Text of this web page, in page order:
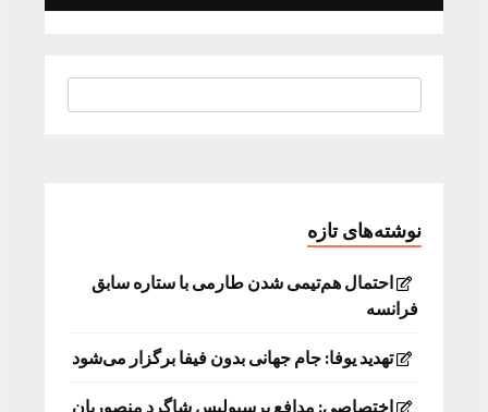
نوشته‌های تازه
احتمال هم‌تیمی شدن طارمی با ستاره سابق
فرانسه
تهدید یوفا: جام جهانی بدون فیفا برگزار می‌شود
اختصاصی: مدافع پرسپولیس شاگرد منصوریان